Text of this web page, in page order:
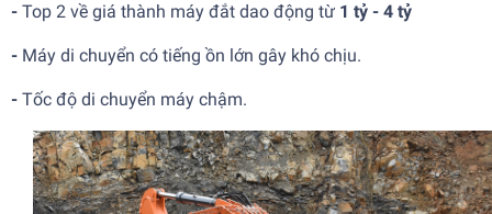
- Top 2 về giá thành máy đắt dao động từ 1 tỷ - 4 tỷ
- Máy di chuyển có tiếng ồn lớn gây khó chịu.
- Tốc độ di chuyển máy chậm.